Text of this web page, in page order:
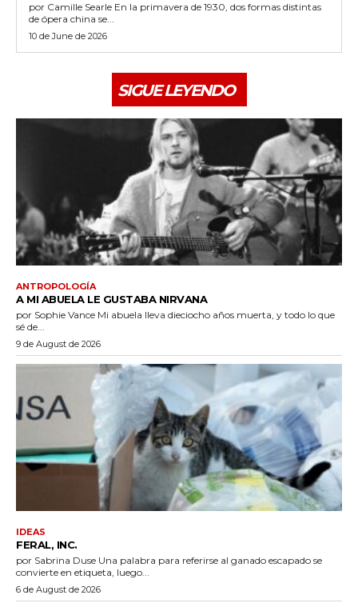
por Camille Searle En la primavera de 1930, dos formas distintas
de ópera china se...
10 de June de 2026
SIGUE LEYENDO
ANTROPOLOGÍA
A MI ABUELA LE GUSTABA NIRVANA
por Sophie Vance Mi abuela lleva dieciocho años muerta, y todo lo que
sé de...
9 de August de 2026
IDEAS
FERAL, INC.
por Sabrina Duse Una palabra para referirse al ganado escapado se
convierte en etiqueta, luego...
6 de August de 2026